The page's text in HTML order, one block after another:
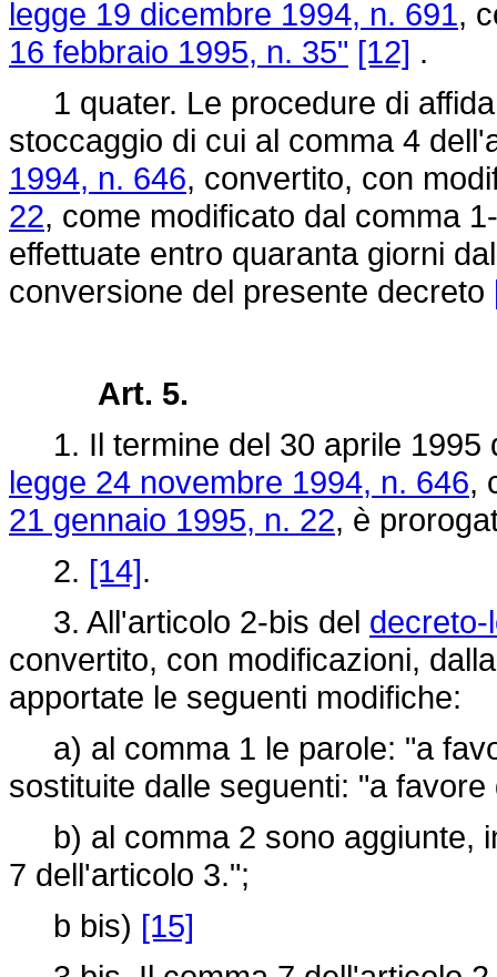
legge 19 dicembre 1994, n. 691,
16 febbraio 1995, n. 35" [12] .
1 quater. Le procedure di
stoccaggio di cui al comma 4
1994, n. 646, convertito, con
22, come modificato dal comma
effettuate entro quaranta giorni
conversione del presente decreto
Art. 5.
1. Il termine del 30 aprile 1995
legge 24 novembre 1994, n. 646,
21 gennaio 1995, n. 22, è
2. [14].
3. All'articolo 2-bis del decreto-
convertito, con modificazioni,
apportate le seguenti modifiche:
a) al comma 1 le parole: "a
sostituite dalle seguenti: "a
b) al comma 2 sono aggiunte,
7 dell'articolo 3.";
b bis) [15]